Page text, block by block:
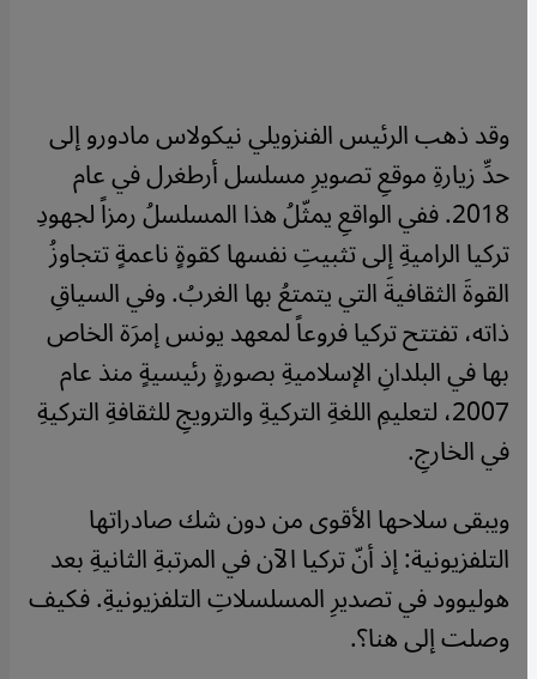
وقد ذهب الرئيس الفنزويلي نيكولاس مادورو إلى
حدِّ زيارةِ موقعِ تصويرِ مسلسل أرطغرل في عام
2018. ففي الواقعِ يمثّلُ هذا المسلسلُ رمزاً لجهودِ
تركيا الراميةِ إلى تثبيتِ نفسها كقوةٍ ناعمةٍ تتجاوزُ
القوةَ الثقافيةَ التي يتمتعُ بها الغربُ. وفي السياقِ
ذاته، تفتتح تركيا فروعاً لمعهد يونس إمرَة الخاص
بها في البلدانِ الإسلاميةِ بصورةٍ رئيسيةٍ منذ عام
2007، لتعليمِ اللغةِ التركيةِ والترويجِ للثقافةِ التركيةِ
في الخارجِ.
ويبقى سلاحها الأقوى من دون شك صادراتها
التلفزيونية: إذ أنّ تركيا الآن في المرتبةِ الثانيةِ بعد
هوليوود في تصديرِ المسلسلاتِ التلفزيونيةِ. فكيف
وصلت إلى هنا؟.